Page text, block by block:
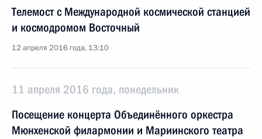
Телемост с Международной космической станцией
и космодромом Восточный
12 апреля 2016 года, 13:10
11 апреля 2016 года, понедельник
Посещение концерта Объединённого оркестра
Мюнхенской филармонии и Мариинского театра